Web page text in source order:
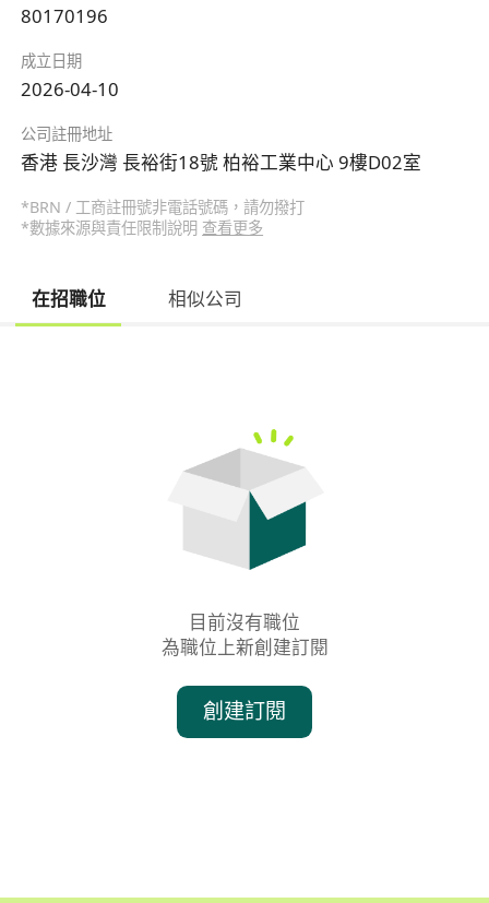
80170196
成立日期
2026-04-10
公司註冊地址
香港 長沙灣 長裕街18號 柏裕工業中心 9樓D02室
*BRN / 工商註冊號非電話號碼，請勿撥打
*數據來源與責任限制說明 查看更多
在招職位 相似公司
目前沒有職位
為職位上新創建訂閱
創建訂閱